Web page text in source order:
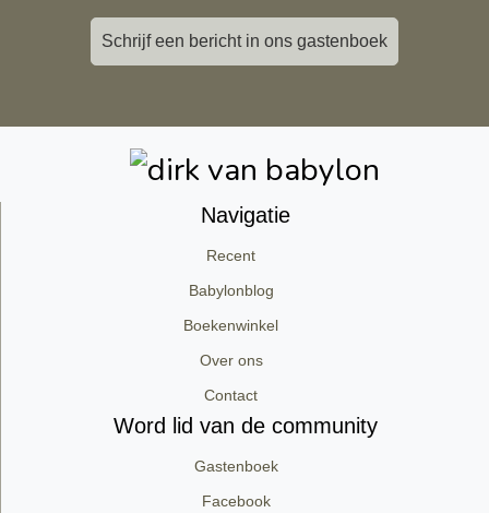
Schrijf een bericht in ons gastenboek
Navigatie
Recent
Babylonblog
Boekenwinkel
Over ons
Contact
Word lid van de community
Gastenboek
Facebook